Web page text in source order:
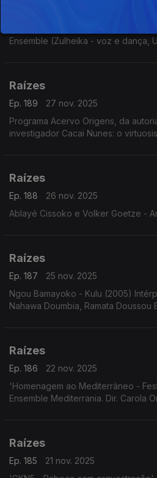
Ensemble (Zulheika - voz e dança,
Raízes
Ep. 189
27 nov. 2025
Programa Acervo Origens, da
investigador Cacai Nunes: o virtuosismo de Paulinho Nogueira,
Raízes
Ep. 188
26 nov. 2025
Ablayé Cissoko e Volker Goetze -
Raízes
Ep. 187
25 nov. 2025
Ngou Bamayoko - Kulu (2005)
Nahawa Doumbia, Ramata
Raízes
Ep. 186
22 nov. 2025
'Homenagem ao Mediterrâneo -
Ensemble Mediterrania. Dir. Carola
Raízes
Ep. 185
21 nov. 2025